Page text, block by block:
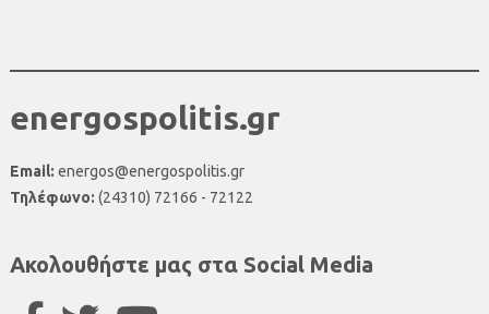
energospolitis.gr
Email: energos@energospolitis.gr
Τηλέφωνο: (24310) 72166 - 72122
Ακολουθήστε μας στα Social Media